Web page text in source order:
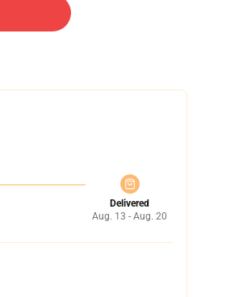
Delivered
Aug. 13 - Aug. 20